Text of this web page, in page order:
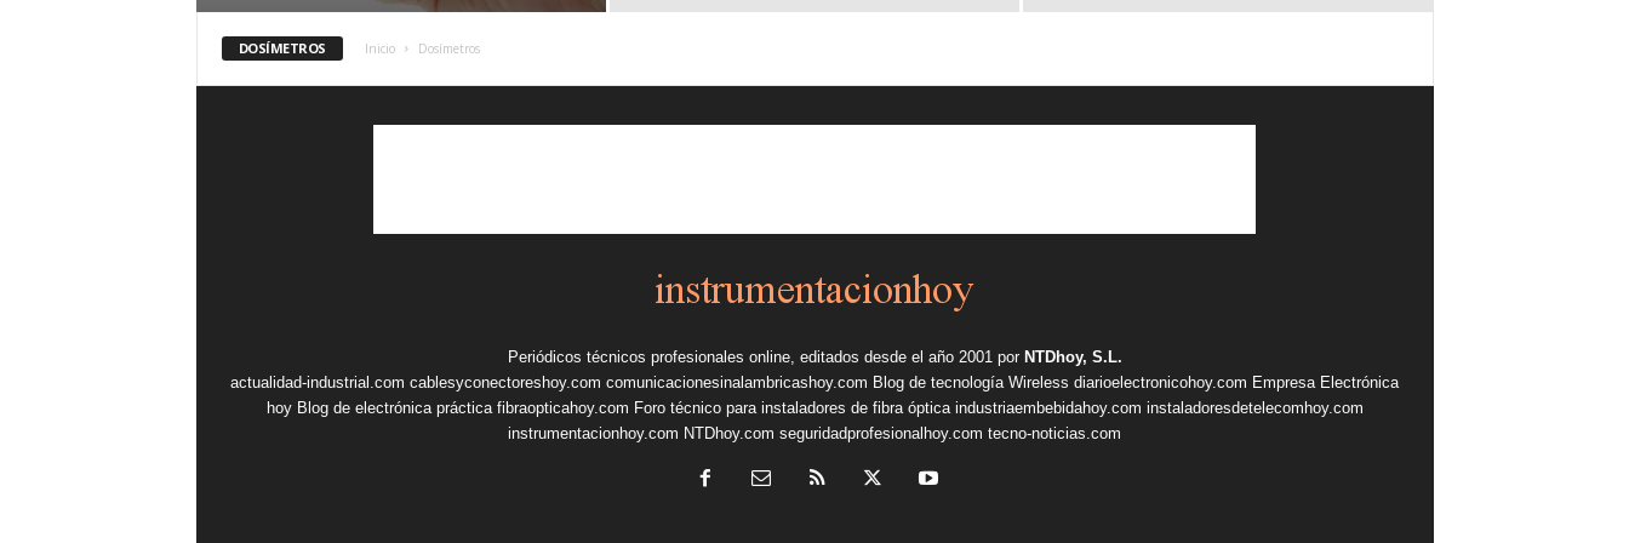
DOSÍMETROS Inicio Dosímetros
Periódicos técnicos profesionales online, editados desde el año 2001 por NTDhoy, S.L.
actualidad-industrial.com cablesyconectoreshoy.com comunicacionesinalambricashoy.com Blog de tecnología Wireless diarioelectronicohoy.com Empresa Electrónica
hoy Blog de electrónica práctica fibraopticahoy.com Foro técnico para instaladores de fibra óptica industriaembebidahoy.com instaladoresdetelecomhoy.com
instrumentacionhoy.com NTDhoy.com seguridadprofesionalhoy.com tecno-noticias.com